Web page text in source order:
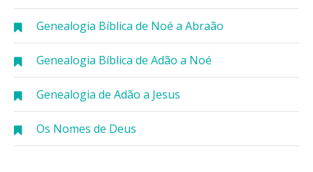
Genealogia Bíblica de Noé a Abraão
Genealogia Bíblica de Adão a Noé
Genealogia de Adão a Jesus
Os Nomes de Deus